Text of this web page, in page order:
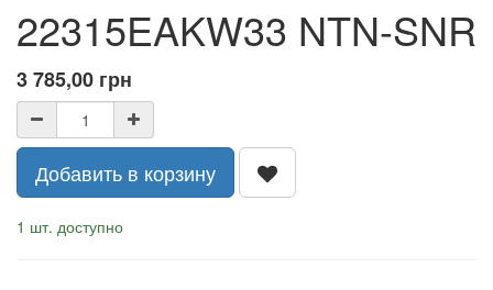
22315EAKW33 NTN-SNR
3 785,00 грн
Добавить в корзину
1 шт. доступно